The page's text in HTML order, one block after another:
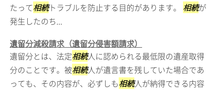
たって相続トラブルを防止する目的があります。 相続が
発生したのち...
遺留分減殺請求（遺留分侵害額請求）
遺留分とは、法定相続人に認められる最低限の遺産取得
分のことです。被相続人が遺言書を残していた場合であ
っても、その内容が、必ずしも相続人が納得できる内容